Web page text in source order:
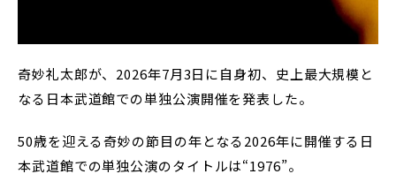
奇妙礼太郎が、2026年7月3日に自身初、史上最大規模と
なる日本武道館での単独公演開催を発表した。
50歳を迎える奇妙の節目の年となる2026年に開催する日
本武道館での単独公演のタイトルは“1976”。